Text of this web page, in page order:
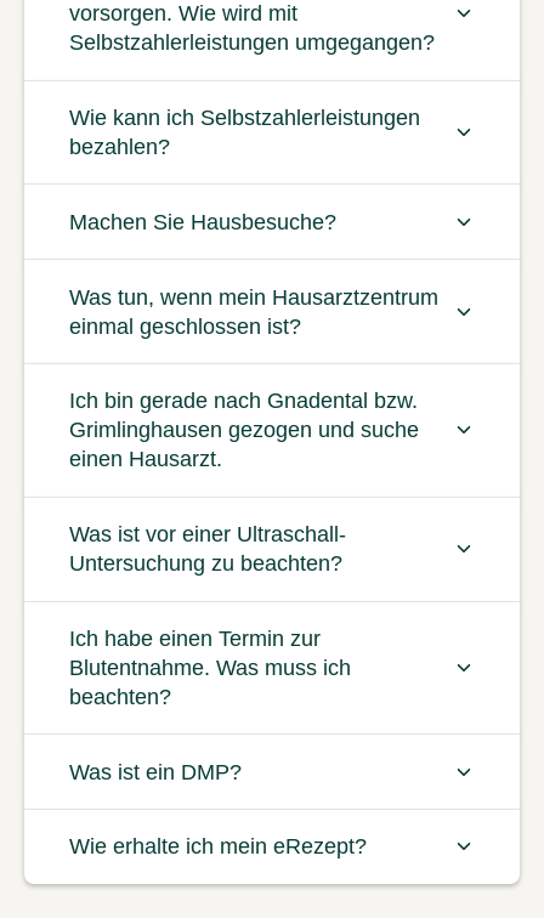
vorsorgen. Wie wird mit
Selbstzahlerleistungen umgegangen?
Wie kann ich Selbstzahlerleistungen
bezahlen?
Machen Sie Hausbesuche?
Was tun, wenn mein Hausarztzentrum
einmal geschlossen ist?
Ich bin gerade nach Gnadental bzw.
Grimlinghausen gezogen und suche
einen Hausarzt.
Was ist vor einer Ultraschall-
Untersuchung zu beachten?
Ich habe einen Termin zur
Blutentnahme. Was muss ich
beachten?
Was ist ein DMP?
Wie erhalte ich mein eRezept?